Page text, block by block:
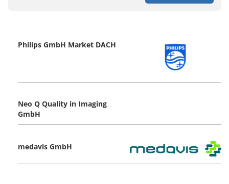
Philips GmbH Market DACH
Neo Q Quality in Imaging
GmbH
medavis GmbH